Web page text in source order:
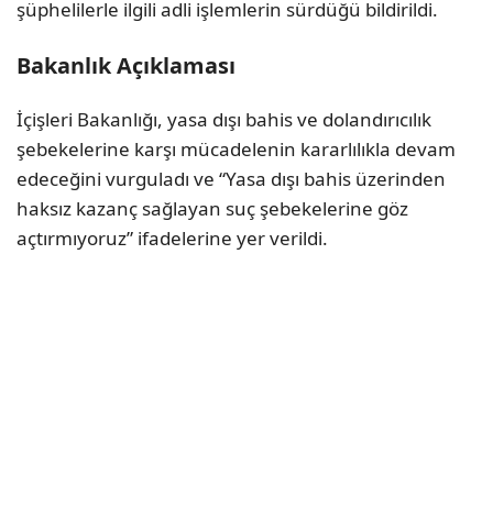
şüphelilerle ilgili adli işlemlerin sürdüğü bildirildi.
Bakanlık Açıklaması
İçişleri Bakanlığı, yasa dışı bahis ve dolandırıcılık
şebekelerine karşı mücadelenin kararlılıkla devam
edeceğini vurguladı ve “Yasa dışı bahis üzerinden
haksız kazanç sağlayan suç şebekelerine göz
açtırmıyoruz” ifadelerine yer verildi.